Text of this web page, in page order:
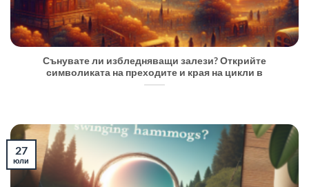
Сънувате ли избледняващи залези? Открийте
символиката на преходите и края на цикли в
27
юли